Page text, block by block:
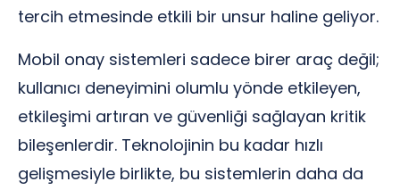
tercih etmesinde etkili bir unsur haline geliyor.
Mobil onay sistemleri sadece birer araç değil;
kullanıcı deneyimini olumlu yönde etkileyen,
etkileşimi artıran ve güvenliği sağlayan kritik
bileşenlerdir. Teknolojinin bu kadar hızlı
gelişmesiyle birlikte, bu sistemlerin daha da